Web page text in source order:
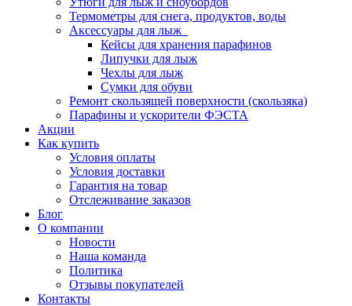
Термометры для снега, продуктов, воды
Аксессуары для лыж
Кейсы для хранения парафинов
Липучки для лыж
Чехлы для лыж
Сумки для обуви
Ремонт скользящей поверхности (скользяка)
Парафины и ускорители ФЭСТА
Акции
Как купить
Условия оплаты
Условия доставки
Гарантия на товар
Отслеживание заказов
Блог
О компании
Новости
Наша команда
Политика
Отзывы покупателей
Контакты